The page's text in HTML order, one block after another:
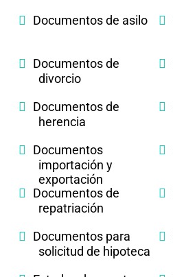
Documentos de asilo
Documentos de
divorcio
Documentos de
herencia
Documentos
importación y
exportación
Documentos de
repatriación
Documentos para
solicitud de hipoteca